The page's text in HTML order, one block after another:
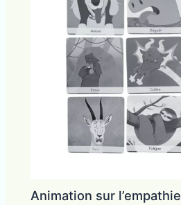
Animation sur l’empathie